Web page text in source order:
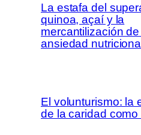
La estafa del
quinoa, açaí y la
mercantilización de
ansiedad
El volunturismo: la
de la caridad como